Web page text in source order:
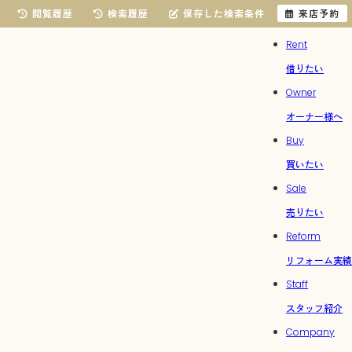
Rent
借りたい
Owner
オーナー様へ
Buy
買いたい
Sale
売りたい
Reform
リフォーム実績
Staff
スタッフ紹介
Company
閲覧履歴 検索履歴 保存した検索条件 来店予約